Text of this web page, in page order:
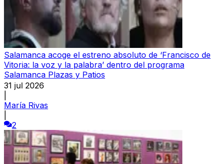
Salamanca acoge el estreno absoluto de ‘Francisco de
Vitoria: la voz y la palabra’ dentro del programa
Salamanca Plazas y Patios
31 jul 2026
María Rivas
2